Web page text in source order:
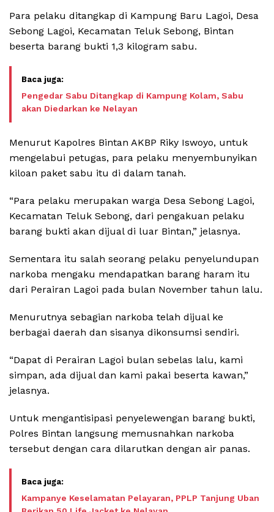
Para pelaku ditangkap di Kampung Baru Lagoi, Desa
Sebong Lagoi, Kecamatan Teluk Sebong, Bintan
beserta barang bukti 1,3 kilogram sabu.
Pengedar Sabu Ditangkap di Kampung Kolam, Sabu
akan Diedarkan ke Nelayan
Menurut Kapolres Bintan AKBP Riky Iswoyo, untuk
mengelabui petugas, para pelaku menyembunyikan
kiloan paket sabu itu di dalam tanah.
“Para pelaku merupakan warga Desa Sebong Lagoi,
Kecamatan Teluk Sebong, dari pengakuan pelaku
barang bukti akan dijual di luar Bintan,” jelasnya.
Sementara itu salah seorang pelaku penyelundupan
narkoba mengaku mendapatkan barang haram itu
dari Perairan Lagoi pada bulan November tahun lalu.
Menurutnya sebagian narkoba telah dijual ke
berbagai daerah dan sisanya dikonsumsi sendiri.
“Dapat di Perairan Lagoi bulan sebelas lalu, kami
simpan, ada dijual dan kami pakai beserta kawan,”
jelasnya.
Untuk mengantisipasi penyelewengan barang bukti,
Polres Bintan langsung memusnahkan narkoba
tersebut dengan cara dilarutkan dengan air panas.
Kampanye Keselamatan Pelayaran, PPLP Tanjung Uban